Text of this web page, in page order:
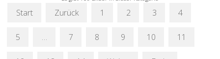
Start Zurück 1 2 3 4
5 … 7 8 9 10 11